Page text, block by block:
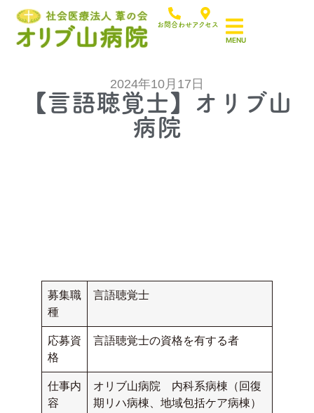
お問合わせアクセス
2024年10月17日
【言語聴覚士】オリブ山
病院
募集職
種
言語聴覚士
応募資
格
言語聴覚士の資格を有する者
仕事内
容
オリブ山病院 内科系病棟（回復
期リハ病棟、地域包括ケア病棟）